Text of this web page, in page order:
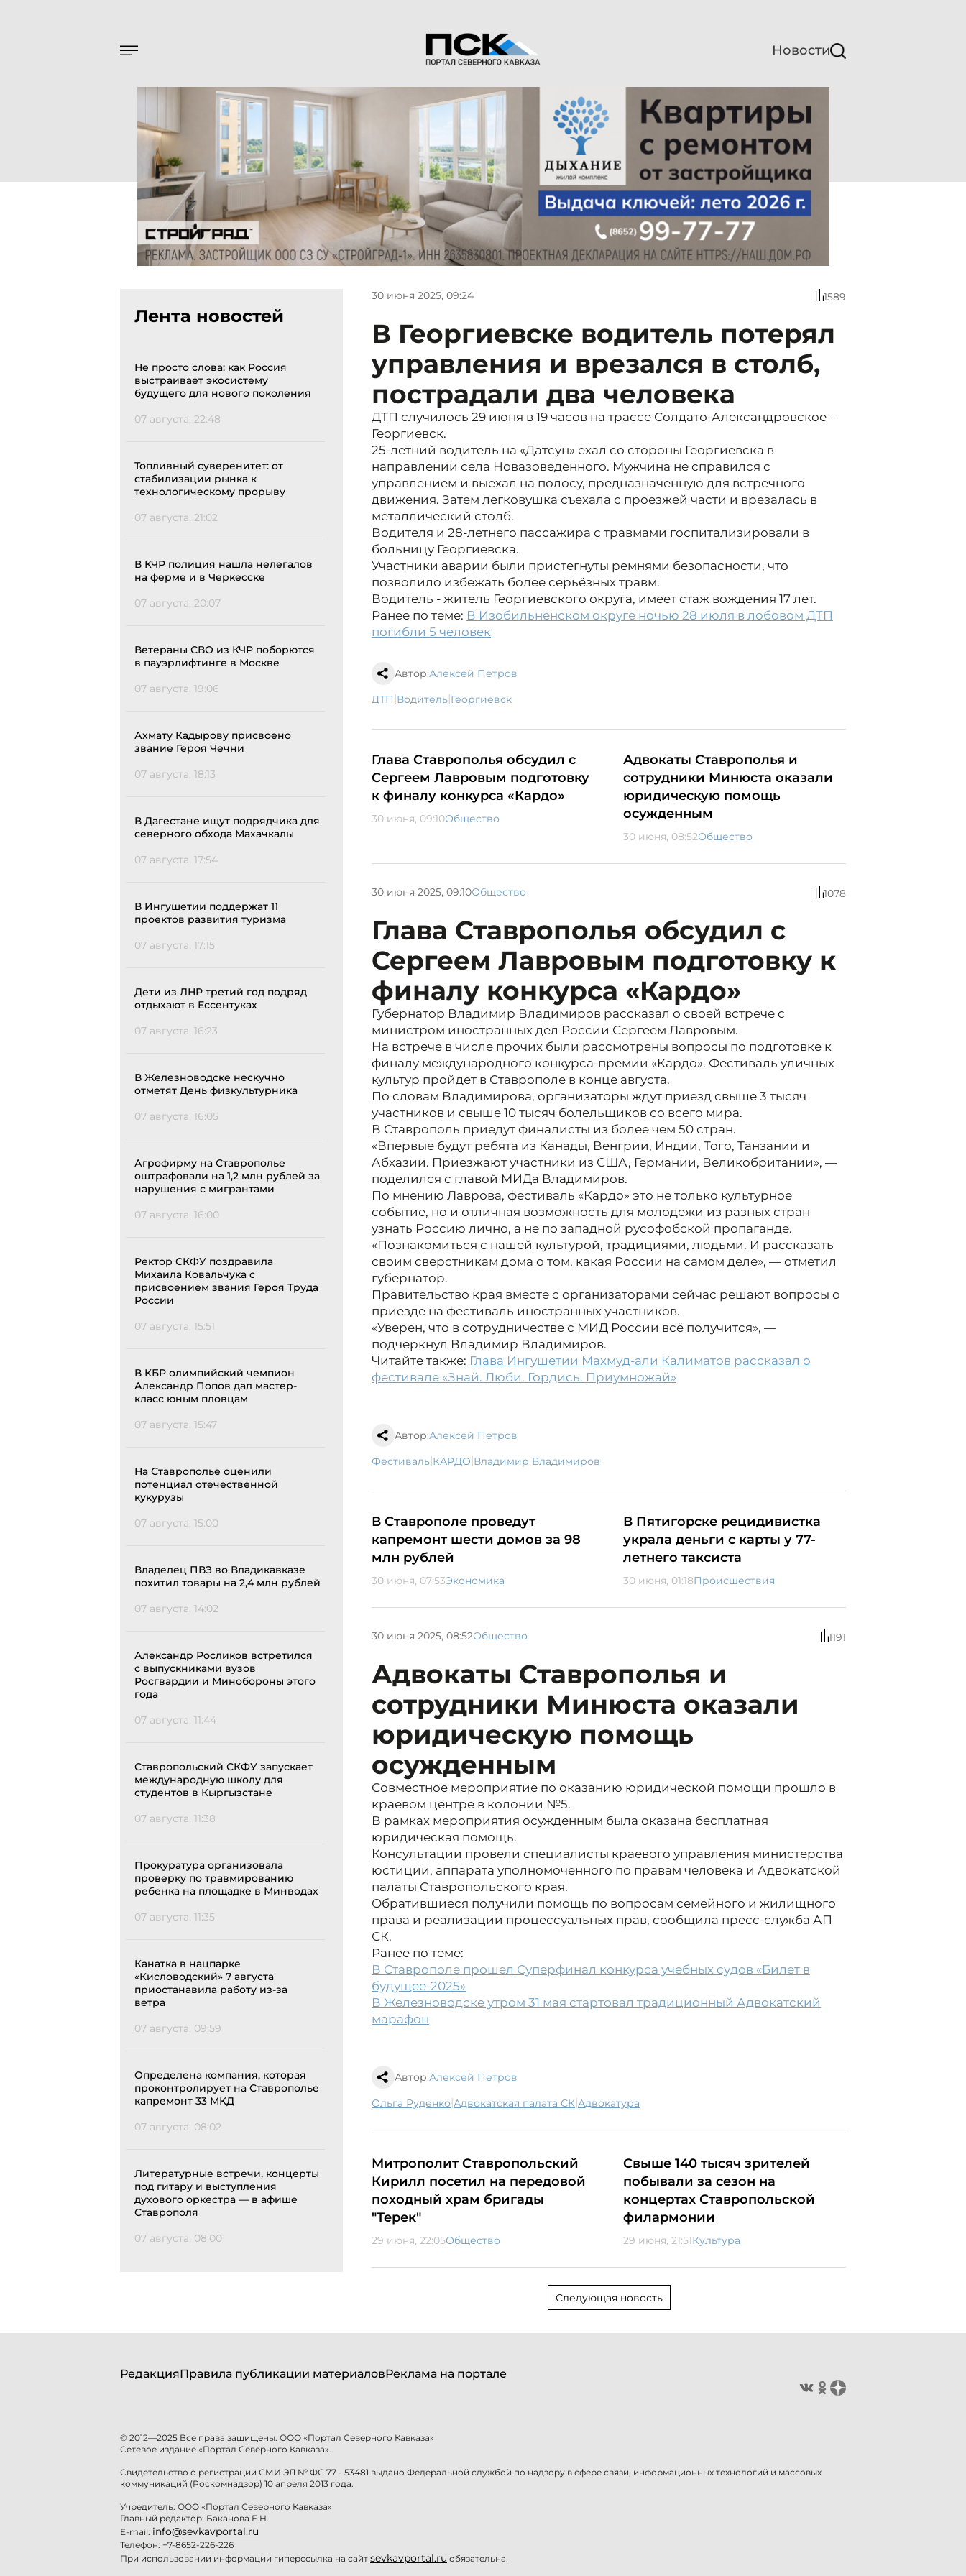
Новости
Лента новостей
Не просто слова: как Россия
выстраивает экосистему
будущего для нового поколения
07 августа, 22:48
Топливный суверенитет: от
стабилизации рынка к
технологическому прорыву
07 августа, 21:02
В КЧР полиция нашла нелегалов
на ферме и в Черкесске
07 августа, 20:07
Ветераны СВО из КЧР поборются
в пауэрлифтинге в Москве
07 августа, 19:06
Ахмату Кадырову присвоено
звание Героя Чечни
07 августа, 18:13
В Дагестане ищут подрядчика для
северного обхода Махачкалы
07 августа, 17:54
В Ингушетии поддержат 11
проектов развития туризма
07 августа, 17:15
Дети из ЛНР третий год подряд
отдыхают в Ессентуках
07 августа, 16:23
В Железноводске нескучно
отметят День физкультурника
07 августа, 16:05
Агрофирму на Ставрополье
оштрафовали на 1,2 млн рублей за
нарушения с мигрантами
07 августа, 16:00
Ректор СКФУ поздравила
Михаила Ковальчука с
присвоением звания Героя Труда
России
07 августа, 15:51
В КБР олимпийский чемпион
Александр Попов дал мастер-
класс юным пловцам
07 августа, 15:47
На Ставрополье оценили
потенциал отечественной
кукурузы
07 августа, 15:00
Владелец ПВЗ во Владикавказе
похитил товары на 2,4 млн рублей
07 августа, 14:02
Александр Росликов встретился
с выпускниками вузов
Росгвардии и Минобороны этого
года
07 августа, 11:44
Ставропольский СКФУ запускает
международную школу для
студентов в Кыргызстане
07 августа, 11:38
Прокуратура организовала
проверку по травмированию
ребенка на площадке в Минводах
07 августа, 11:35
Канатка в нацпарке
«Кисловодский» 7 августа
приостанавила работу из-за
ветра
07 августа, 09:59
Определена компания, которая
проконтролирует на Ставрополье
капремонт 33 МКД
07 августа, 08:02
Литературные встречи, концерты
под гитару и выступления
духового оркестра — в афише
Ставрополя
07 августа, 08:00
30 июня 2025, 09:24 1589
В Георгиевске водитель потерял
управления и врезался в столб,
пострадали два человека
ДТП случилось 29 июня в 19 часов на трассе Солдато-Александровское –
Георгиевск.
25-летний водитель на «Датсун» ехал со стороны Георгиевска в
направлении села Новазоведенного. Мужчина не справился с
управлением и выехал на полосу, предназначенную для встречного
движения. Затем легковушка съехала с проезжей части и врезалась в
металлический столб.
Водителя и 28-летнего пассажира с травмами госпитализировали в
больницу Георгиевска.
Участники аварии были пристегнуты ремнями безопасности, что
позволило избежать более серьёзных травм.
Водитель - житель Георгиевского округа, имеет стаж вождения 17 лет.
Ранее по теме: В Изобильненском округе ночью 28 июля в лобовом ДТП
погибли 5 человек
Автор:Алексей Петров
ДТП | водитель| Георгиевск
Глава Ставрополья обсудил с
Сергеем Лавровым подготовку
к финалу конкурса «Кардо»
30 июня, 09:10Общество
Адвокаты Ставрополья и
сотрудники Минюста оказали
юридическую помощь
осужденным
30 июня, 08:52Общество
30 июня 2025, 09:10Общество 1078
Глава Ставрополья обсудил с
Сергеем Лавровым подготовку к
финалу конкурса «Кардо»
Губернатор Владимир Владимиров рассказал о своей встрече с
министром иностранных дел России Сергеем Лавровым.
На встрече в числе прочих были рассмотрены вопросы по подготовке к
финалу международного конкурса-премии «Кардо». Фестиваль уличных
культур пройдет в Ставрополе в конце августа.
По словам Владимирова, организаторы ждут приезд свыше 3 тысяч
участников и свыше 10 тысяч болельщиков со всего мира.
В Ставрополь приедут финалисты из более чем 50 стран.
«Впервые будут ребята из Канады, Венгрии, Индии, Того, Танзании и
Абхазии. Приезжают участники из США, Германии, Великобритании», —
поделился с главой МИДа Владимиров.
По мнению Лаврова, фестиваль «Кардо» это не только культурное
событие, но и отличная возможность для молодежи из разных стран
узнать Россию лично, а не по западной русофобской пропаганде.
«Познакомиться с нашей культурой, традициями, людьми. И рассказать
своим сверстникам дома о том, какая России на самом деле», — отметил
губернатор.
Правительство края вместе с организаторами сейчас решают вопросы о
приезде на фестиваль иностранных участников.
«Уверен, что в сотрудничестве с МИД России всё получится», —
подчеркнул Владимир Владимиров.
Читайте также: Глава Ингушетии Махмуд-али Калиматов рассказал о
фестивале «Знай. Люби. Гордись. Приумножай»
Автор:Алексей Петров
фестиваль| КАРДО| Владимир Владимиров
В Ставрополе проведут
капремонт шести домов за 98
млн рублей
30 июня, 07:53Экономика
В Пятигорске рецидивистка
украла деньги с карты у 77-
летнего таксиста
30 июня, 01:18Происшествия
30 июня 2025, 08:52Общество 1191
Адвокаты Ставрополья и
сотрудники Минюста оказали
юридическую помощь
осужденным
Совместное мероприятие по оказанию юридической помощи прошло в
краевом центре в колонии №5.
В рамках мероприятия осужденным была оказана бесплатная
юридическая помощь.
Консультации провели специалисты краевого управления министерства
юстиции, аппарата уполномоченного по правам человека и Адвокатской
палаты Ставропольского края.
Обратившиеся получили помощь по вопросам семейного и жилищного
права и реализации процессуальных прав, сообщила пресс-служба АП
СК.
Ранее по теме:
В Ставрополе прошел Суперфинал конкурса учебных судов «Билет в
будущее-2025»
В Железноводске утром 31 мая стартовал традиционный Адвокатский
марафон
Автор:Алексей Петров
Ольга Руденко| Адвокатская палата СК| адвокатура
Митрополит Ставропольский
Кирилл посетил на передовой
походный храм бригады
"Терек"
29 июня, 22:05Общество
Свыше 140 тысяч зрителей
побывали за сезон на
концертах Ставропольской
филармонии
29 июня, 21:51Культура
Следующая новость
РедакцияПравила публикации материаловРеклама на портале
© 2012—2025 Все права защищены. ООО «Портал Северного Кавказа»
Сетевое издание «Портал Северного Кавказа».
Свидетельство о регистрации СМИ ЭЛ № ФС 77 - 53481 выдано Федеральной службой по надзору в сфере связи, информационных технологий и массовых
коммуникаций (Роскомнадзор) 10 апреля 2013 года.
Учредитель: ООО «Портал Северного Кавказа»
Главный редактор: Баканова Е.Н.
E-mail: info@sevkavportal.ru
Телефон: +7-8652-226-226
При использовании информации гиперссылка на сайт sevkavportal.ru обязательна.